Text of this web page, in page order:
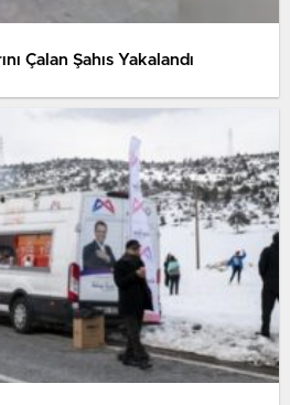
Çalan Şahıs Yakalandı